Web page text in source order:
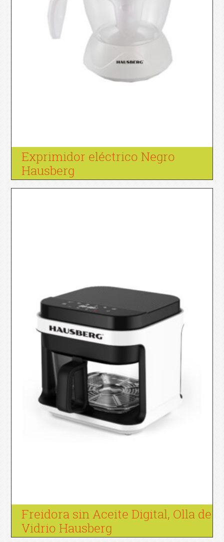
Exprimidor eléctrico Negro
Hausberg
Freidora sin Aceite Digital, Olla de
Vidrio Hausberg